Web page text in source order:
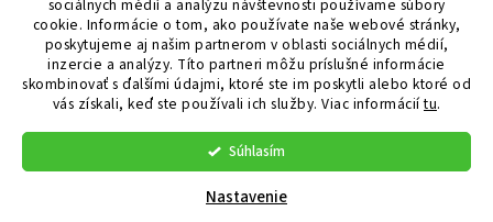
sociálnych médií a analýzu návštevnosti používame súbory
cookie. Informácie o tom, ako používate naše webové stránky,
poskytujeme aj našim partnerom v oblasti sociálnych médií,
inzercie a analýzy. Títo partneri môžu príslušné informácie
skombinovať s ďalšími údajmi, ktoré ste im poskytli alebo ktoré od
vás získali, keď ste používali ich služby. Viac informáciítu.
Súhlasím
Nastavenie
Vytvoril Shoptet